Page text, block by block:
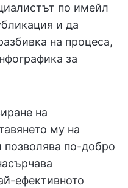
по имейл
и да
на процеса,
за
на
му на
позволява по-добро
ефективното